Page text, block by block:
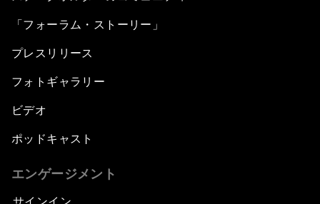
「フォーラム・ストーリー」
プレスリリース
フォトギャラリー
ビデオ
ポッドキャスト
エンゲージメント